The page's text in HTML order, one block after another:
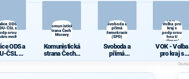
ODS a
ČSL s
ODS a
ČSL s
Komunistická
strana Čech a
Moravy
Komunistická
strana Čech a
Svoboda a
přímá
demokracie
(SPD)
Svoboda a
přímá
demokracie
VOK -
Volba pro
kraj s
podporou
hnutí
Karlovaráci
VOK - Volba
pro kraj s
podporou
hnutí
Karlovaráci